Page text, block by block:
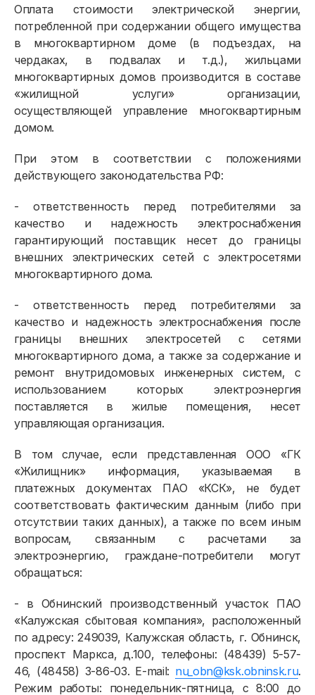
Оплата стоимости электрической энергии,
потребленной при содержании общего имущества
в многоквартирном доме (в подъездах, на
чердаках, в подвалах и т.д.), жильцами
многоквартирных домов производится в составе
«жилищной услуги» организации,
осуществляющей управление многоквартирным
домом.
При этом в соответствии с положениями
действующего законодательства РФ:
- ответственность перед потребителями за
качество и надежность электроснабжения
гарантирующий поставщик несет до границы
внешних электрических сетей с электросетями
многоквартирного дома.
- ответственность перед потребителями за
качество и надежность электроснабжения после
границы внешних электросетей с сетями
многоквартирного дома, а также за содержание и
ремонт внутридомовых инженерных систем, с
использованием которых электроэнергия
поставляется в жилые помещения, несет
управляющая организация.
В том случае, если представленная ООО «ГК
«Жилищник» информация, указываемая в
платежных документах ПАО «КСК», не будет
соответствовать фактическим данным (либо при
отсутствии таких данных), а также по всем иным
вопросам, связанным с расчетами за
электроэнергию, граждане-потребители могут
обращаться:
- в Обнинский производственный участок ПАО
«Калужская сбытовая компания», расположенный
по адресу: 249039, Калужская область, г. Обнинск,
проспект Маркса, д.100, телефоны: (48439) 5-57-
46, (48458) 3-86-03. E-mail: nu_obn@ksk.obninsk.ru.
Режим работы: понедельник-пятница, с 8:00 до